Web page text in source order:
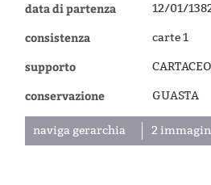
data di partenza 12/01/
consistenza carte 1
supporto CARTACEO
conservazione GUASTA
naviga gerarchia 2